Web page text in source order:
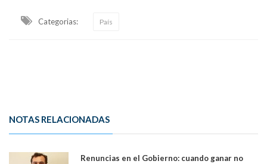
Categorias: País
NOTAS RELACIONADAS
Renuncias en el Gobierno: cuando ganar no